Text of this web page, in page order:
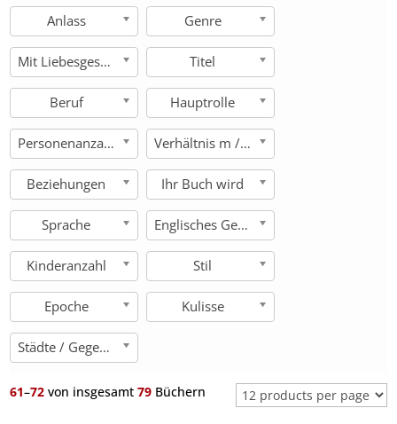
Anlass Genre
Mit Liebesgeschichte Titel
Beruf Hauptrolle
Personenanzahl Verhältnis m / w
Beziehungen Ihr Buch wird
Sprache Englisches Genre
Kinderanzahl Stil
Epoche Kulisse
Städte / Gegenden
61–72 von insgesamt79 Büchern